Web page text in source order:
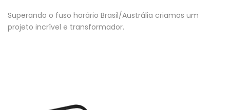
Superando o fuso horário Brasil/Austrália criamos um
projeto incrível e transformador.